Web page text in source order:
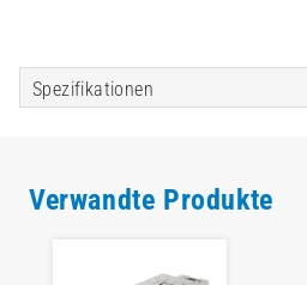
Spezifikationen
Verwandte Produkte